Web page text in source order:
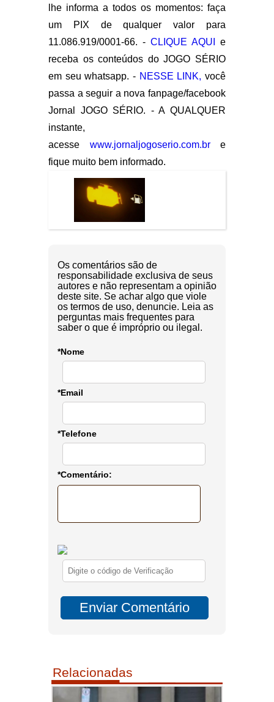
lhe informa a todos os momentos: faça
um PIX de qualquer valor para
11.086.919/0001-66. - CLIQUE AQUI
e
receba os conteúdos do JOGO SÉRIO
em seu whatsapp. - NESSE LINK, você
passa a seguir a nova fanpage/facebook
Jornal JOGO SÉRIO. - A QUALQUER
instante,
acesse www.jornaljogoserio.com.bre
fique muito bem informado.
Os comentários são de
responsabilidade exclusiva de seus
autores e não representam a opinião
deste site. Se achar algo que viole
os termos de uso, denuncie. Leia as
perguntas mais frequentes para
saber o que é impróprio ou ilegal.
*Nome
*Email
*Telefone
*Comentário:
Relacionadas